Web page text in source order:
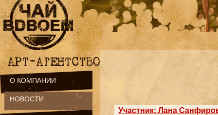
Участник: Лана
О КОМПАНИИ
НОВОСТИ